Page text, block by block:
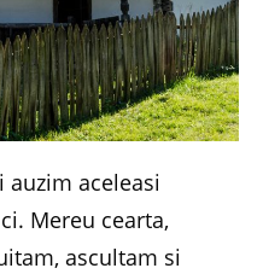
aceleasi
Mereu cearta,
ascultam si